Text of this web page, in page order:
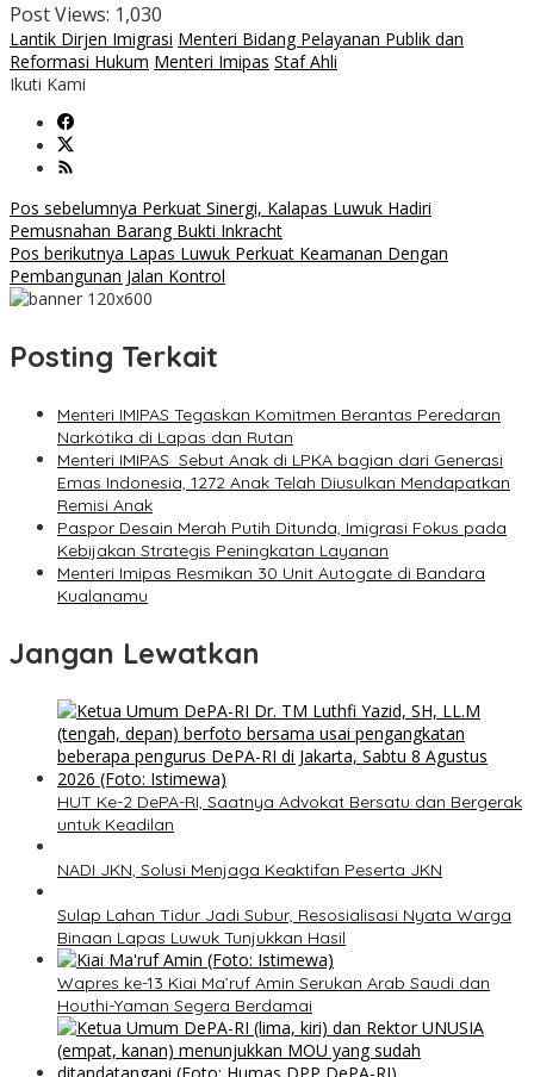
Post Views: 1,030
Lantik Dirjen Imigrasi Menteri Bidang Pelayanan Publik dan
Reformasi Hukum Menteri Imipas Staf Ahli
Ikuti Kami
Navigasi
pos
Pos sebelumnya Perkuat Sinergi, Kalapas Luwuk Hadiri
Pemusnahan Barang Bukti Inkracht
Pos berikutnya Lapas Luwuk Perkuat Keamanan Dengan
Pembangunan Jalan Kontrol
Posting Terkait
Menteri IMIPAS Tegaskan Komitmen Berantas Peredaran
Narkotika di Lapas dan Rutan
Menteri IMIPAS Sebut Anak di LPKA bagian dari Generasi
Emas Indonesia, 1272 Anak Telah Diusulkan Mendapatkan
Remisi Anak
Paspor Desain Merah Putih Ditunda, Imigrasi Fokus pada
Kebijakan Strategis Peningkatan Layanan
Menteri Imipas Resmikan 30 Unit Autogate di Bandara
Kualanamu
Jangan Lewatkan
HUT Ke-2 DePA-RI, Saatnya Advokat Bersatu dan Bergerak
untuk Keadilan
NADI JKN, Solusi Menjaga Keaktifan Peserta JKN
Sulap Lahan Tidur Jadi Subur, Resosialisasi Nyata Warga
Binaan Lapas Luwuk Tunjukkan Hasil
Wapres ke-13 Kiai Ma’ruf Amin Serukan Arab Saudi dan
Houthi-Yaman Segera Berdamai